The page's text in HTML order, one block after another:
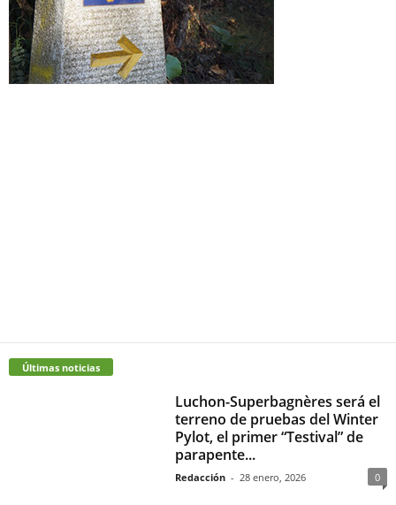
Últimas noticias
Luchon-Superbagnères será el
terreno de pruebas del Winter
Pylot, el primer “Testival” de
parapente...
Redacción - 28 enero, 2026 0